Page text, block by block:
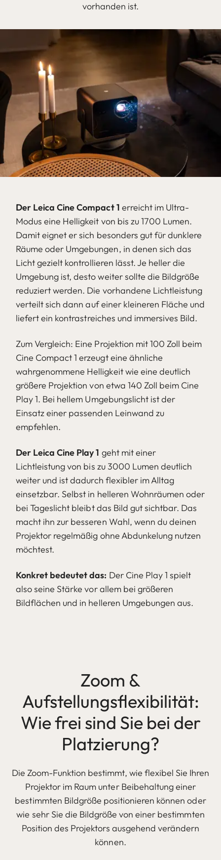
vorhanden ist.
Der Leica Cine Compact 1 erreicht im Ultra-
Modus eine Helligkeit von bis zu 1700 Lumen.
Damit eignet er sich besonders gut für dunklere
Räume oder Umgebungen, in denen sich das
Licht gezielt kontrollieren lässt. Je heller die
Umgebung ist, desto weiter sollte die Bildgröße
reduziert werden. Die vorhandene Lichtleistung
verteilt sich dann auf einer kleineren Fläche und
liefert ein kontrastreiches und immersives Bild.
Zum Vergleich: Eine Projektion mit 100 Zoll beim
Cine Compact 1 erzeugt eine ähnliche
wahrgenommene Helligkeit wie eine deutlich
größere Projektion von etwa 140 Zoll beim Cine
Play 1. Bei hellem Umgebungslicht ist der
Einsatz einer passenden Leinwand zu
empfehlen.
Der Leica Cine Play 1 geht mit einer
Lichtleistung von bis zu 3000 Lumen deutlich
weiter und ist dadurch flexibler im Alltag
einsetzbar. Selbst in helleren Wohnräumen oder
bei Tageslicht bleibt das Bild gut sichtbar. Das
macht ihn zur besseren Wahl, wenn du deinen
Projektor regelmäßig ohne Abdunkelung nutzen
möchtest.
Konkret bedeutet das: Der Cine Play 1 spielt
also seine Stärke vor allem bei größeren
Bildflächen und in helleren Umgebungen aus.
Zoom &
Aufstellungsflexibilität:
Wie frei sind Sie bei der
Platzierung?
Die Zoom-Funktion bestimmt, wie flexibel Sie Ihren
Projektor im Raum unter Beibehaltung einer
bestimmten Bildgröße positionieren können oder
wie sehr Sie die Bildgröße von einer bestimmten
Position des Projektors ausgehend verändern
können.